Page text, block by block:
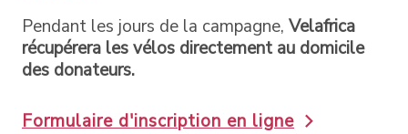
Pendant les jours de la campagne, Velafrica
récupérera les vélos directement au domicile
des donateurs.
Formulaire d'inscription en ligne